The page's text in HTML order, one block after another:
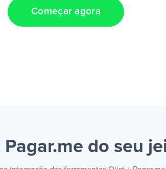
Começar agora
do seu